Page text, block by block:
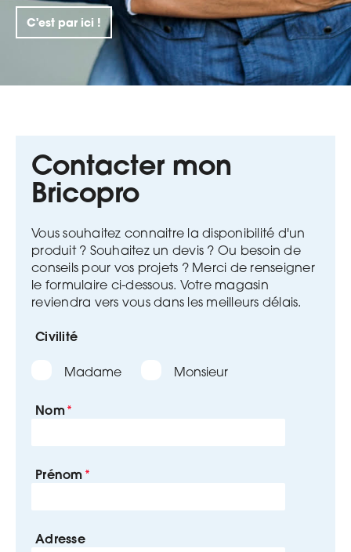
C'est par ici !
Contacter mon
Bricopro
Vous souhaitez connaitre la disponibilité d'un
produit ? Souhaitez un devis ? Ou besoin de
conseils pour vos projets ?Merci de renseigner
le formulaire ci-dessous. Votre magasin
reviendra vers vous dans les meilleurs délais.
Civilité
Madame Monsieur
Nom
Prénom
Adresse